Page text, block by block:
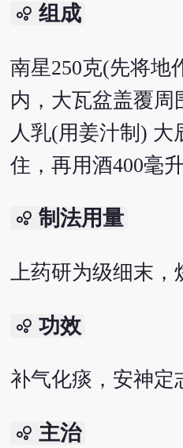
bubble_chart 组成
南星250克(先将地
内，大瓦盆盖覆周
人乳(用姜汁制)
住，再用酒400毫
bubble_chart 制法用量
上药研为级细末，
bubble_chart 功效
补气化痰，安神定
bubble_chart 主治